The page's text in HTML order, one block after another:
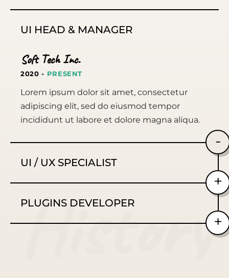
incididunt ut labore et dolore magna aliqua.
UI HEAD & MANAGER
Soft Tech Inc.
2020 - PRESENT
Lorem ipsum dolor sit amet, consectetur
adipiscing elit, sed do eiusmod tempor
incididunt ut labore et dolore magna aliqua.
UI / UX SPECIALIST
2018 - 2020
Lorem ipsum dolor sit amet, consectetur
PLUGINS DEVELOPER
History